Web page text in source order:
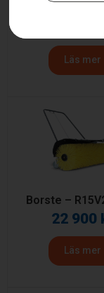
Läs mer
Borste –
22 900
Läs mer